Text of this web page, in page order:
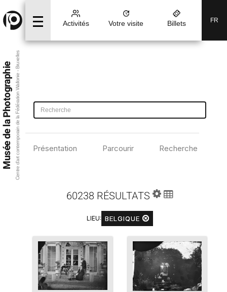
Musée de la PhotographieCentre d’art contemporain de la Fédération Wallonie - Bruxelles
Activités Votre visite Billets FR
Présentation Parcourir Recherche
60238 RÉSULTATS
LIEU: BELGIQUE